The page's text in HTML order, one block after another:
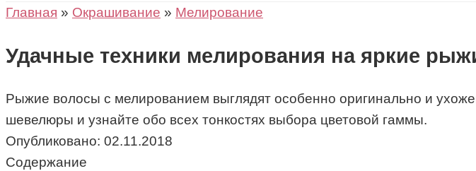
Главная » Окрашивание » Мелирование
Удачные техники мелирования на яркие
Рыжие волосы с мелированием выглядят особенно оригинально и
шевелюры и узнайте обо всех тонкостях выбора цветовой гаммы.
Опубликовано: 02.11.2018
Содержание